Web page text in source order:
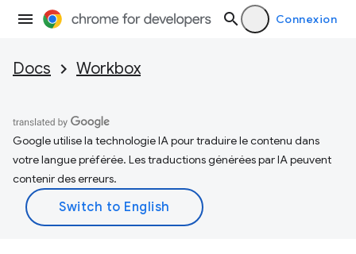
Connexion
Docs Workbox
Google utilise la technologie IA pour traduire le contenu dans
votre langue préférée. Les traductions générées par IA peuvent
contenir des erreurs.